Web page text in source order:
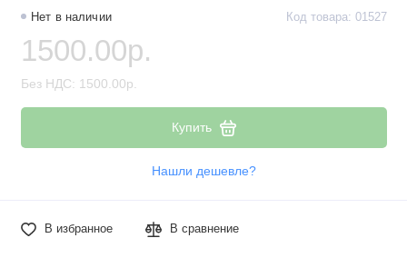
Нет в наличии Код товара: 01527
1500.00р.
Без НДС: 1500.00р.
Купить
Нашли дешевле?
В избранное В сравнение